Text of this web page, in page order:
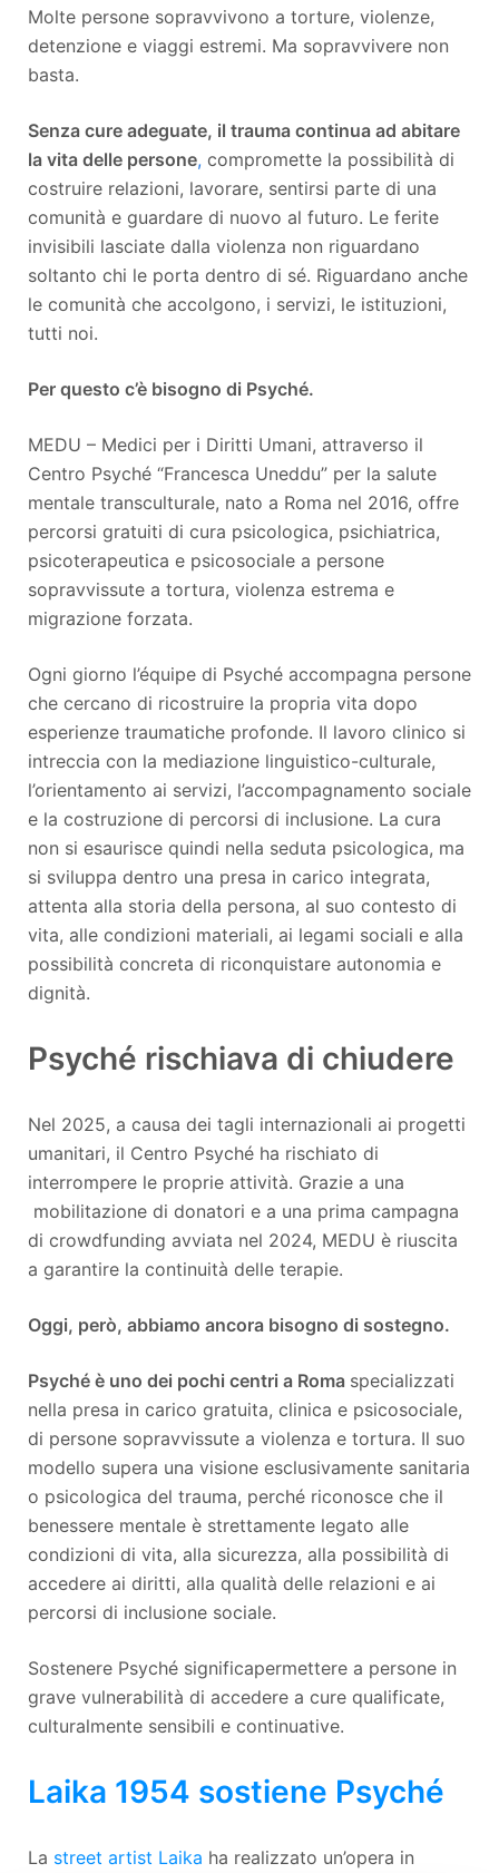
Molte persone sopravvivono a torture, violenze,
detenzione e viaggi estremi. Ma sopravvivere non
basta.
Senza cure adeguate, il trauma continua ad abitare
la vita delle persone, compromette la possibilità di
costruire relazioni, lavorare, sentirsi parte di una
comunità e guardare di nuovo al futuro. Le ferite
invisibili lasciate dalla violenza non riguardano
soltanto chi le porta dentro di sé. Riguardano anche
le comunità che accolgono, i servizi, le istituzioni,
tutti noi.
Per questo c’è bisogno di Psyché.
MEDU – Medici per i Diritti Umani, attraverso il
Centro Psyché “Francesca Uneddu” per la salute
mentale transculturale, nato a Roma nel 2016, offre
percorsi gratuiti di cura psicologica, psichiatrica,
psicoterapeutica e psicosociale a persone
sopravvissute a tortura, violenza estrema e
migrazione forzata.
Ogni giorno l’équipe di Psyché accompagna persone
che cercano di ricostruire la propria vita dopo
esperienze traumatiche profonde. Il lavoro clinico si
intreccia con la mediazione linguistico-culturale,
l’orientamento ai servizi, l’accompagnamento sociale
e la costruzione di percorsi di inclusione. La cura
non si esaurisce quindi nella seduta psicologica, ma
si sviluppa dentro una presa in carico integrata,
attenta alla storia della persona, al suo contesto di
vita, alle condizioni materiali, ai legami sociali e alla
possibilità concreta di riconquistare autonomia e
dignità.
Psyché rischiava di chiudere
Nel 2025, a causa dei tagli internazionali ai progetti
umanitari, il Centro Psyché ha rischiato di
interrompere le proprie attività. Grazie a una
mobilitazione di donatori e a una prima campagna
di crowdfunding avviata nel 2024, MEDU è riuscita
a garantire la continuità delle terapie.
Oggi, però, abbiamo ancora bisogno di sostegno.
Psyché è uno dei pochi centri a Roma specializzati
nella presa in carico gratuita, clinica e psicosociale,
di persone sopravvissute a violenza e tortura. Il suo
modello supera una visione esclusivamente sanitaria
o psicologica del trauma, perché riconosce che il
benessere mentale è strettamente legato alle
condizioni di vita, alla sicurezza, alla possibilità di
accedere ai diritti, alla qualità delle relazioni e ai
percorsi di inclusione sociale.
Sostenere Psyché significapermettere a persone in
grave vulnerabilità di accedere a cure qualificate,
culturalmente sensibili e continuative.
Laika 1954 sostiene Psyché
La street artist Laika ha realizzato un’opera in